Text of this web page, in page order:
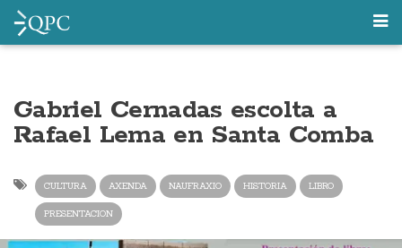
Gabriel Cernadas escolta a
Rafael Lema en Santa Comba
CULTURA AXENDA NAUFRAXIO HISTORIA LIBRO
PRESENTACION